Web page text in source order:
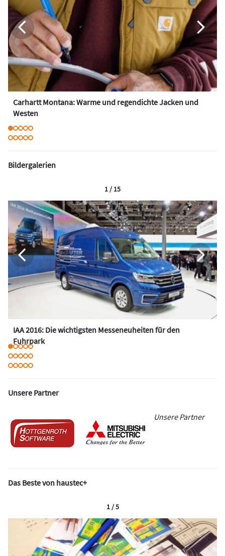
Carhartt Montana: Warme und regendichte Jacken und
Westen
Bildergalerien
IAA 2016: Die wichtigsten Messeneuheiten für den
Fuhrpark
1 / 15
Unsere Partner
Unsere Partner
Das Beste von haustec+
1 / 5